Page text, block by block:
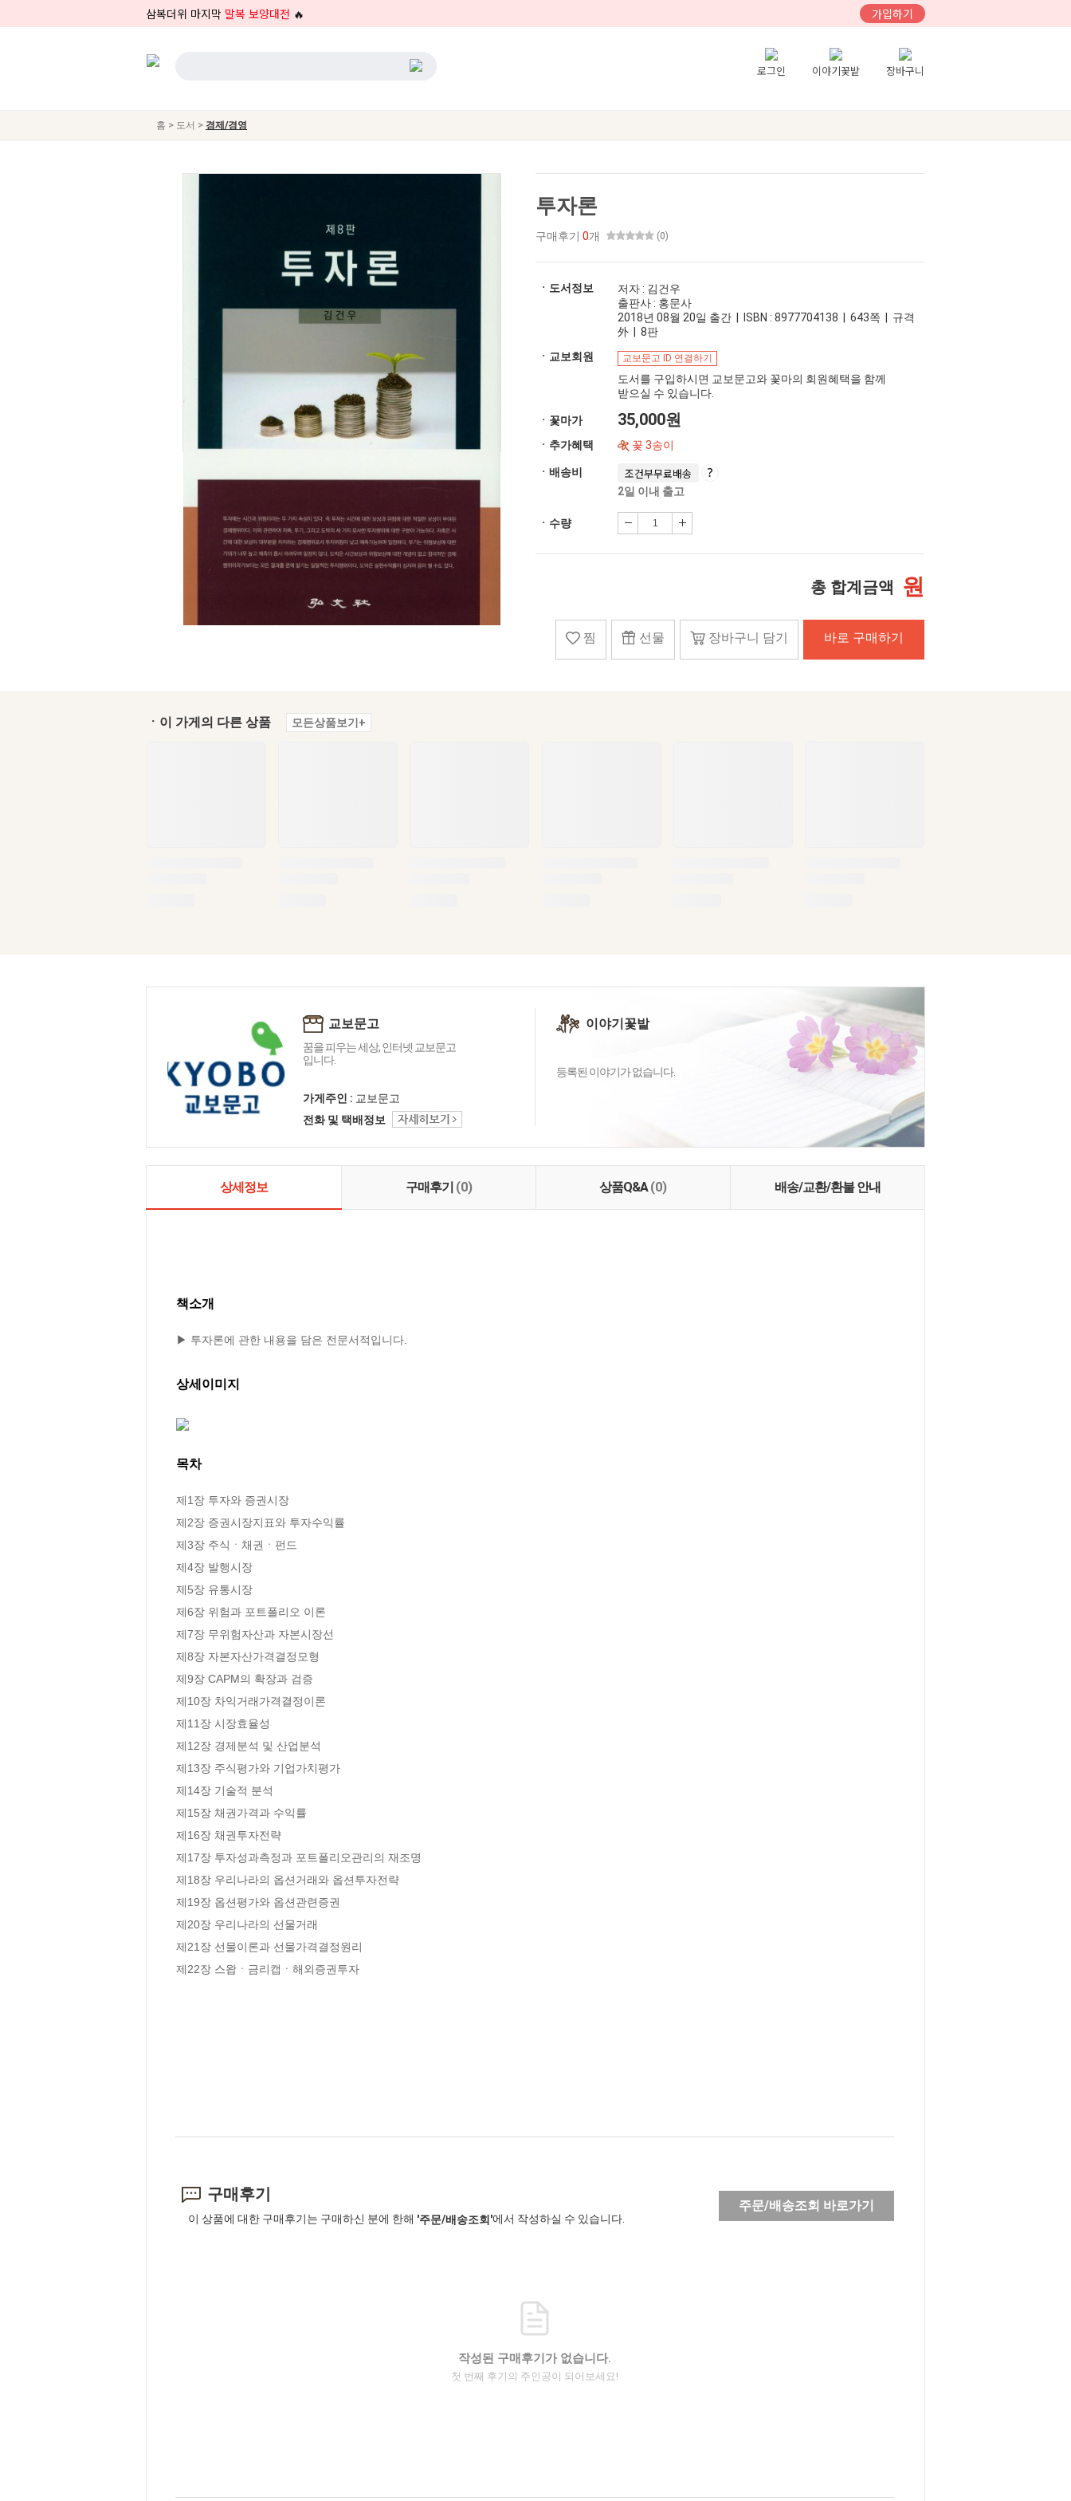
삼복더위 마지막 말복 보양대전 🔥 가입하기
로그인 이야기꽃밭 장바구니
홈 > 도서 > 경제/경영
투자론
구매후기 0개 (0)
ㆍ도서정보
저자 : 김건우
출판사 : 홍문사
2018년 08월 20일 출간 | ISBN : 8977704138 | 643쪽 | 규격
外 | 8판
ㆍ교보회원
교보문고 ID 연결하기
도서를 구입하시면 교보문고와 꽃마의 회원혜택을 함께
받으실 수 있습니다.
ㆍ꽃마가 35,000원
ㆍ추가혜택 꽃 3송이
ㆍ배송비 조건부무료배송
2일 이내 출고
ㆍ수량
총 합계금액 원
찜 선물 장바구니 담기 바로 구매하기
ㆍ이 가게의 다른 상품 모든상품보기+
교보문고
꿈을 피우는 세상, 인터넷 교보문고
입니다.
가게주인 : 교보문고
전화 및 택배정보
이야기꽃밭
등록된 이야기가 없습니다.
상세정보 구매후기 (0) 상품Q&A(0) 배송/교환/환불 안내
책소개
▶ 투자론에 관한 내용을 담은 전문서적입니다.
상세이미지
목차
제1장 투자와 증권시장
제2장 증권시장지표와 투자수익률
제3장 주식ㆍ채권ㆍ펀드
제4장 발행시장
제5장 유통시장
제6장 위험과 포트폴리오 이론
제7장 무위험자산과 자본시장선
제8장 자본자산가격결정모형
제9장 CAPM의 확장과 검증
제10장 차익거래가격결정이론
제11장 시장효율성
제12장 경제분석 및 산업분석
제13장 주식평가와 기업가치평가
제14장 기술적 분석
제15장 채권가격과 수익률
제16장 채권투자전략
제17장 투자성과측정과 포트폴리오관리의 재조명
제18장 우리나라의 옵션거래와 옵션투자전략
제19장 옵션평가와 옵션관련증권
제20장 우리나라의 선물거래
제21장 선물이론과 선물가격결정원리
제22장 스왑ㆍ금리캡ㆍ해외증권투자
구매후기
이 상품에 대한 구매후기는 구매하신 분에 한해 '주문/배송조회'에서 작성하실 수 있습니다.
주문/배송조회 바로가기
작성된 구매후기가 없습니다.
첫 번째 후기의 주인공이 되어보세요!